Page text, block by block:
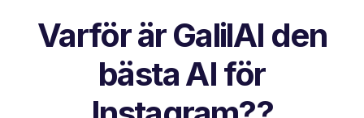
Varför är GalilAI den
bästa AI för